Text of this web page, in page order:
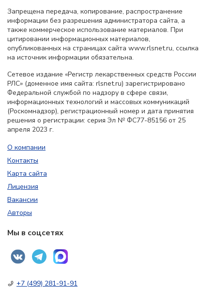
Запрещена передача, копирование, распространение
информации без разрешения администратора сайта, а
также коммерческое использование материалов. При
цитировании информационных материалов,
опубликованных на страницах сайта www.rlsnet.ru, ссылка
на источник информации обязательна.
Сетевое издание «Регистр лекарственных средств России
РЛС» (доменное имя сайта: rlsnet.ru) зарегистрировано
Федеральной службой по надзору в сфере связи,
информационных технологий и массовых коммуникаций
(Роскомнадзор), регистрационный номер и дата принятия
решения о регистрации: серия Эл № ФС77-85156 от 25
апреля 2023 г.
О компании
Контакты
Карта сайта
Лицензия
Вакансии
Авторы
Мы в соцсетях
+7 (499) 281-91-91